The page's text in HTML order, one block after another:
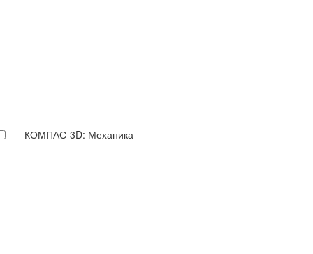
КОМПАС-3D: Механика